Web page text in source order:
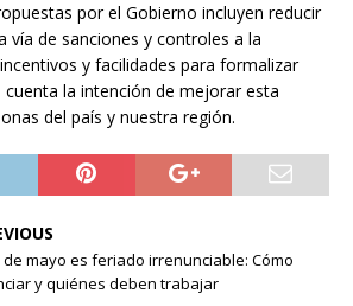
por el Gobierno incluyen reducir
vía de sanciones y controles a la
y facilidades para formalizar
la intención de mejorar esta
del país y nuestra región.
de mayo es feriado irrenunciable: Cómo
y quiénes deben trabajar